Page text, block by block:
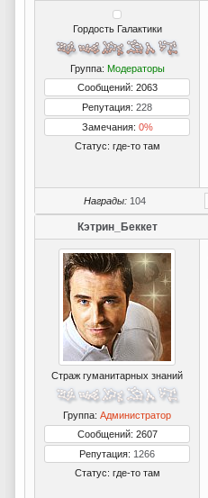
Гордость Галактики
Группа: Модераторы
Сообщений: 2063
Репутация: 228
Замечания: 0%
Статус: где-то там
Награды: 104
Кэтрин_Беккет
Страж гуманитарных знаний
Группа: Администратор
Сообщений: 2607
Репутация: 1266
Статус: где-то там